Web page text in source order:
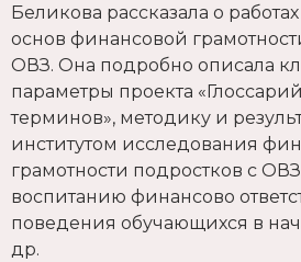
Беликова рассказала о
основ финансовой
ОВЗ. Она подробно описала
параметры проекта
терминов», методику и
институтом исследования
грамотности подростков с
воспитанию финансово
поведения обучающихся в
др.